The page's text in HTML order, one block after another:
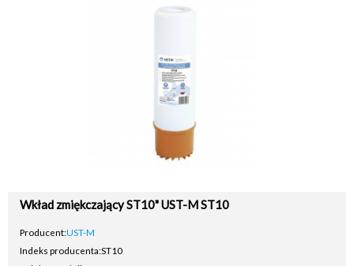
Wkład zmiękczający ST10" UST-M ST10
Producent:UST-M
Indeks producenta:ST10